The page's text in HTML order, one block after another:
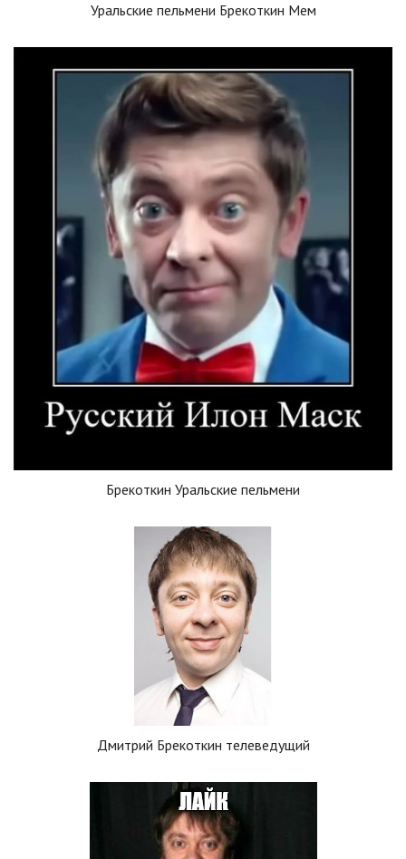
Уральские пельмени Брекоткин Мем
Брекоткин Уральские пельмени
Дмитрий Брекоткин телеведущий